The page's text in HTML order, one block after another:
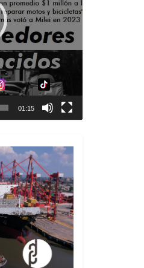
01:15